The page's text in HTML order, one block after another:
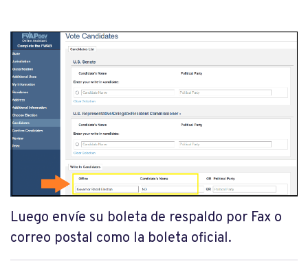
Luego envíe su boleta de respaldo por Fax o
correo postal como la boleta oficial.